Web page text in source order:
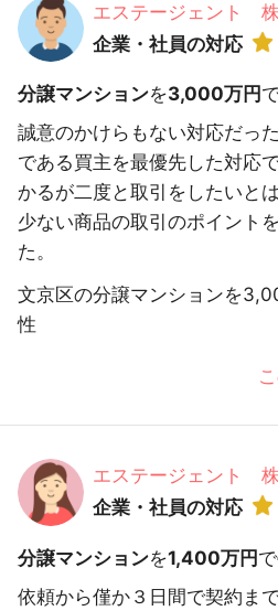
エステージェント
企業・社員の対応
分譲マンションを3,000万円
誠意のかけらもない対応だっ
である買主を最優先した対応
かるが二度と取引をしたいと
少ない商品の取引のポイント
た。
文京区の分譲マンションを
性
エステージェント
企業・社員の対応
分譲マンションを1,400万円
依頼から僅か３日間で契約ま